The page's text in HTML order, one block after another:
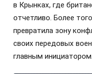
в Крынках, где
отчетливо. Более
превратила зону
своих передовых
главным инициатором.